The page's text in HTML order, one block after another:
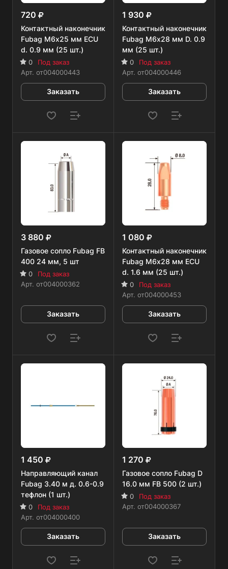
720
Контактный наконечник
Fubag M6х25 мм ECU
d. 0.9 мм (25 шт.)
0
Под заказ
Арт. от004000443
Заказать
1 930
Контактный наконечник
Fubag M6х28 мм D. 0.9
мм (25 шт.)
0
Под заказ
Арт. от004000446
Заказать
3 880
Газовое сопло Fubag FB
400 24 мм, 5 шт
0
Под заказ
Арт. от004000362
Заказать
1 080
Контактный наконечник
Fubag M6х28 мм ECU
d. 1.6 мм (25 шт.)
0
Под заказ
Арт. от004000453
Заказать
1 450
Направляющий канал
Fubag 3.40 м д. 0.6-0.9
тефлон (1 шт.)
0
Под заказ
Арт. от004000400
Заказать
1 270
Газовое сопло Fubag D
16.0 мм FB 500 (2 шт.)
0
Под заказ
Арт. от004000367
Заказать